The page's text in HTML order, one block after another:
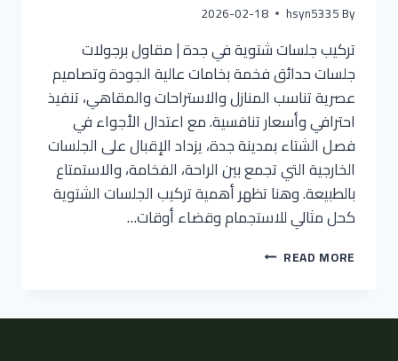
By
hsyn5335
2026-02-18
تركيب جلسات شتوية في جدة | مقاول برجولات
جلسات حدائق فخمة بخامات عالية الجودة وتصاميم
عصرية تناسب المنازل والاستراحات والمقاهي، تنفيذ
احترافي وأسعار تنافسية. مع اعتدال الأجواء في
فصل الشتاء بمدينة جدة، يزداد الإقبال على الجلسات
الخارجية التي تجمع بين الراحة، الفخامة، والاستمتاع
بالطبيعة. وهنا تظهر أهمية تركيب الجلسات الشتوية
كحل مثالي للاستجمام وقضاء أوقات…
READ MORE